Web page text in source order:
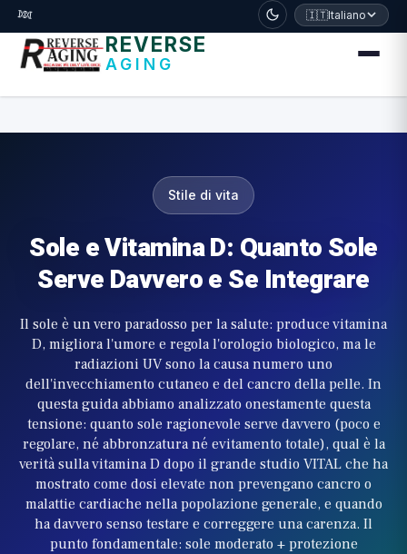
דלג לתוכן הראשי
🧬 🇮🇹Italiano
REVERSE
AGING
Stile di vita
Sole e Vitamina D: Quanto Sole
Serve Davvero e Se Integrare
Il sole è un vero paradosso per la salute: produce vitamina
D, migliora l'umore e regola l'orologio biologico, ma le
radiazioni UV sono la causa numero uno
dell'invecchiamento cutaneo e del cancro della pelle. In
questa guida abbiamo analizzato onestamente questa
tensione: quanto sole ragionevole serve davvero (poco e
regolare, né abbronzatura né evitamento totale), qual è la
verità sulla vitamina D dopo il grande studio VITAL che ha
mostrato come dosi elevate non prevengano cancro o
malattie cardiache nella popolazione generale, e quando
ha davvero senso testare e correggere una carenza. Il
punto fondamentale: sole moderato + protezione